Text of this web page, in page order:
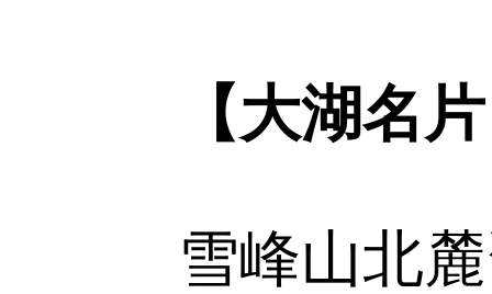
【大湖名片
雪峰山北麓